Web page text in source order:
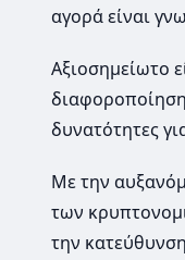
αγορά είναι
Αξιοσημείωτο
δυνατότητες
Με την
των
την